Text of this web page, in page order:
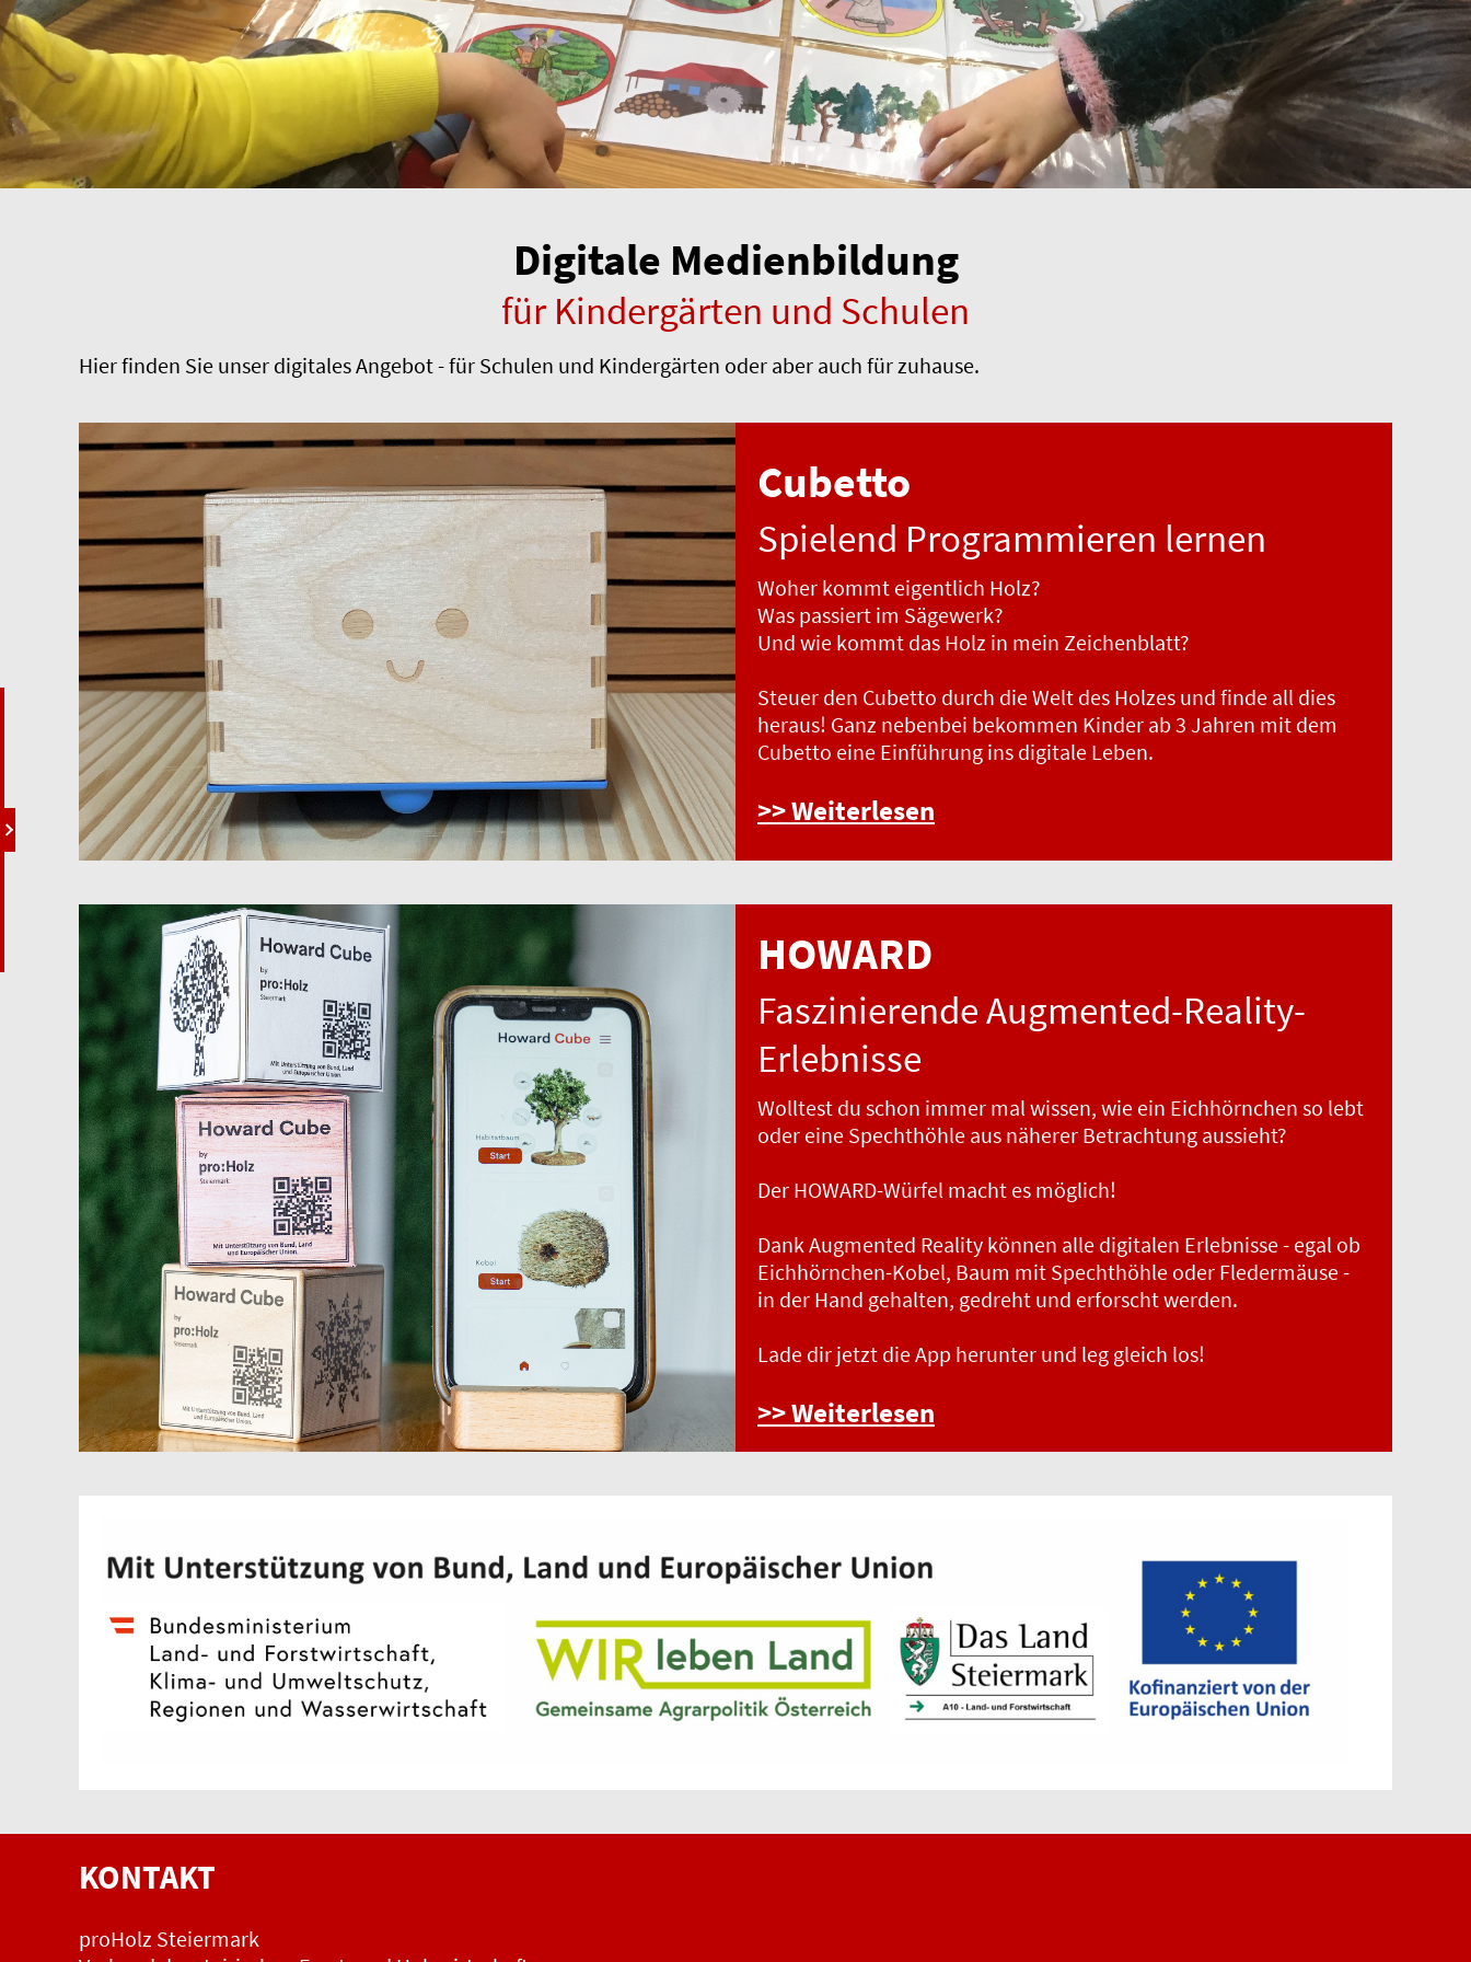
Digitale Medienbildung
für Kindergärten und Schulen
Hier finden Sie unser digitales Angebot - für Schulen und Kindergärten oder aber auch für zuhause.
Cubetto
Spielend Programmieren lernen
Woher kommt eigentlich Holz?
Was passiert im Sägewerk?
Und wie kommt das Holz in mein Zeichenblatt?
Steuer den Cubetto durch die Welt des Holzes und finde all dies
heraus! Ganz nebenbei bekommen Kinder ab 3 Jahren mit dem
Cubetto eine Einführung ins digitale Leben.
>> Weiterlesen
HOWARD
Faszinierende Augmented-Reality-
Erlebnisse
Wolltest du schon immer mal wissen, wie ein Eichhörnchen so lebt
oder eine Spechthöhle aus näherer Betrachtung aussieht?
Der HOWARD-Würfel macht es möglich!
Dank Augmented Reality können alle digitalen Erlebnisse - egal ob
Eichhörnchen-Kobel, Baum mit Spechthöhle oder Fledermäuse -
in der Hand gehalten, gedreht und erforscht werden.
Lade dir jetzt die App herunter und leg gleich los!
>> Weiterlesen
KONTAKT
proHolz Steiermark